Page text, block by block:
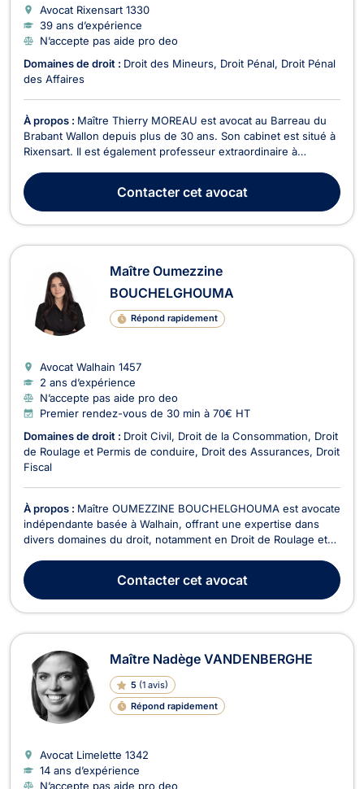
Avocat Rixensart 1330
39 ans d’expérience
N’accepte pas aide pro deo
Domaines de droit : Droit des Mineurs Droit Pénal Droit Pénal
des Affaires
À propos : Maître Thierry MOREAU est avocat au Barreau du
Brabant Wallon depuis plus de 30 ans. Son cabinet est situé à
Rixensart. Il est également professeur extraordinaire à
l'Ecole de criminologie. Ses enseignements et ses recherches
portent sur le droit de la jeunesse ...
Contactercet avocat
Maître Oumezzine
BOUCHELGHOUMA
Répond rapidement
Avocat Walhain 1457
2 ans d’expérience
N’accepte pas aide pro deo
Premier rendez-vous de 30 min à 70€ HT
Domaines de droit : Droit Civil Droit de la Consommation
Droit
de Roulage et Permis de conduire
Droit des Assurances Droit
Fiscal
À propos : Maître OUMEZZINE BOUCHELGHOUMA est avocate
indépendante basée à Walhain, offrant une expertise dans
divers domaines du droit, notamment en Droit de Roulage et
Recouvrement de créance - Saisie - Procédure d’exécution,
Contentieux Fiscal et Droit des Assurances. En Droit de R...
Contactercet avocat
Maître Nadège VANDENBERGHE
5 (1 avis)
Répond rapidement
Avocat Limelette 1342
14 ans d’expérience
N’accepte pas aide pro deo